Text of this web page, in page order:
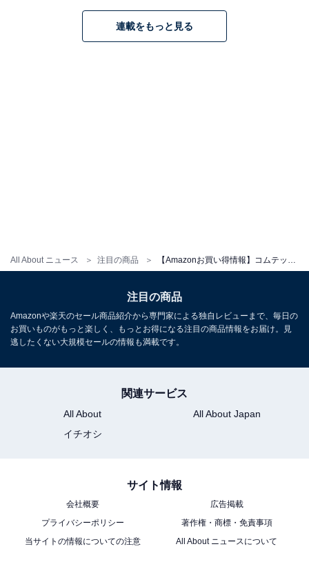
All About ニュース 注目の商品
コムテック ドライブレコーダー HDR003 200万画素 Full
HD GPS搭載 microSDカードメンテナンスフリー対応
コムテック「ZDR065」
コムテック ドライブレコーダー ZDR065 フロントカメラ
WQHD 前後STARVIS 2搭載で夜間撮影性能向上 前後2カ
連載をもっと見る
注目の商品
Amazonや楽天のセール商品紹介から専門家による独自レビューまで、毎日の
お買いものがもっと楽しく、もっとお得になる注目の商品情報をお届け。見
逃したくない大規模セールの情報も満載です。
関連サービス
All About
All About Japan
イチオシ
サイト情報
会社概要
広告掲載
プライバシーポリシー
著作権・商標・免責事項
当サイトの情報についての注意
All About ニュースについて